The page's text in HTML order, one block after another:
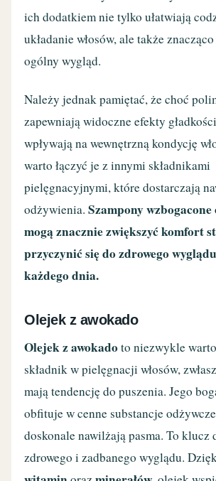
ich dodatkiem nie tylko ułatwiają
układanie włosów, ale także
ogólny wygląd.
Należy jednak pamiętać, że choć
zapewniają widoczne efekty
wpływają na wewnętrzną kondycję
warto łączyć je z innymi składnikami
pielęgnacyjnymi, które dostarczają
odżywienia.Szampony
mogą znacznie zwiększyć komfort
przyczynić się do zdrowego
każdego dnia.
Olejek z awokado
Olejek z awokadoto niezwykle
składnik w pielęgnacji włosów,
mają tendencję do puszenia. Jego
obfituje w cenne substancje
doskonale nawilżają pasma. To klucz
zdrowego i zadbanego wyglądu.